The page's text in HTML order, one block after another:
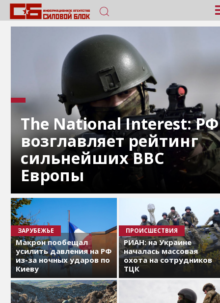
The National Interest: РФ
возглавляет рейтинг
сильнейших ВВС
Европы
ЗАРУБЕЖЬЕ
Макрон пообещал
усилить давления на РФ
из-за ночных ударов по
Киеву
ПРОИСШЕСТВИЯ
РИАН: на Украине
началась массовая
охота на сотрудников
ТЦК